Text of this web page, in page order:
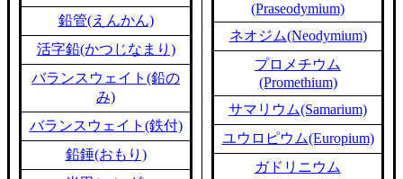
鉛管(えんかん)
活字鉛(かつじなまり)
バランスウェイト(鉛の
み)
バランスウェイト(鉄付)
鉛錘(おもり)
(Praseodymium)
ネオジム(Neodymium)
プロメチウム
(Promethium)
サマリウム(Samarium)
ユウロピウム(Europium)
ガドリニウム